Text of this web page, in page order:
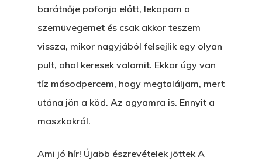
barátnője pofonja előtt, lekapom a
szemüvegemet és csak akkor teszem
vissza, mikor nagyjából felsejlik egy olyan
pult, ahol keresek valamit. Ekkor úgy van
tíz másodpercem, hogy megtaláljam, mert
utána jön a köd. Az agyamra is. Ennyit a
maszkokról.
Ami jó hír! Újabb észrevételek jöttek A